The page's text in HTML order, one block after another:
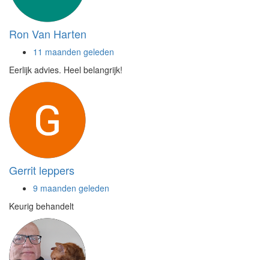
Ron Van Harten
11 maanden geleden
Eerlijk advies. Heel belangrijk!
Gerrit leppers
9 maanden geleden
Keurig behandelt